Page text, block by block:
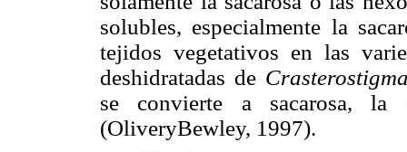
solubles, especialmente la
tejidos vegetativos en las
deshidratadas de
se convierte a sacarosa, la
(OliveryBewley, 1997).